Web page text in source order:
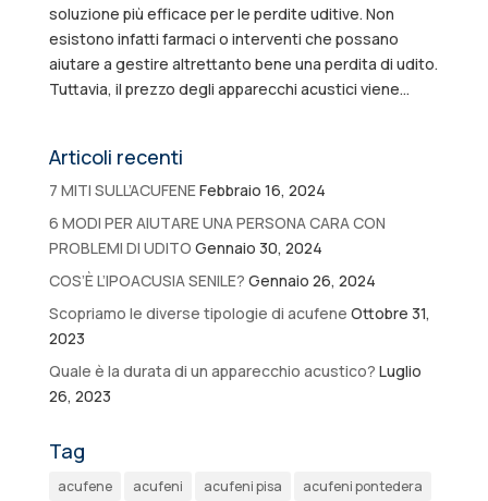
soluzione più efficace per le perdite uditive. Non
esistono infatti farmaci o interventi che possano
aiutare a gestire altrettanto bene una perdita di udito.
Tuttavia, il prezzo degli apparecchi acustici viene...
Articoli recenti
7 MITI SULL’ACUFENEFebbraio 16, 2024
6 MODI PER AIUTARE UNA PERSONA CARA CON
PROBLEMI DI UDITO Gennaio 30, 2024
COS’È L’IPOACUSIA SENILE? Gennaio 26, 2024
Scopriamo le diverse tipologie di acufene Ottobre 31,
2023
Quale è la durata di un apparecchio acustico? Luglio
26, 2023
Tag
acufene acufeni acufeni pisa
acufeni pontedera